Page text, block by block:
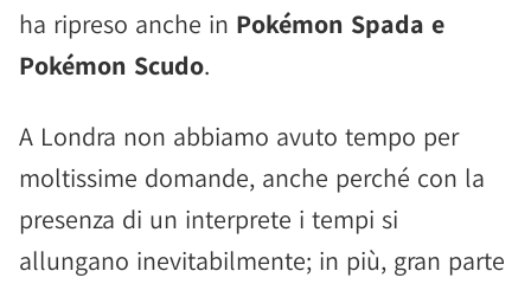
ha ripreso anche in Pokémon Spada e
Pokémon Scudo.
A Londra non abbiamo avuto tempo per
moltissime domande, anche perché con la
presenza di un interprete i tempi si
allungano inevitabilmente; in più, gran parte